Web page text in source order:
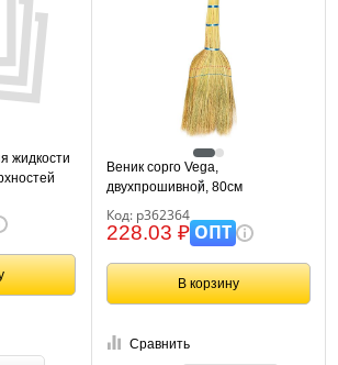
жидкости
Веник сорго Vega,
двухпрошивной, 80см
Код: р362364
228.03 ₽ОПТ
В корзину
Сравнить